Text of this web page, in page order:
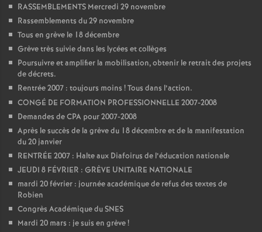
r
s
RASSEMBLEMENTS Mercredi 29 novembre
Rassemblements du 29 novembre
Tous en grève le 18 décembre
Grève très suivie dans les lycées et collèges
Poursuivre et amplifier la mobilisation, obtenir le retrait des projets
de décrets.
Rentrée 2007 : toujours moins ! Tous dans l’action.
CONGÉ DE FORMATION PROFESSIONNELLE 2007-2008
Demandes de CPA pour 2007-2008
Après le succès de la grève du 18 décembre et de la manifestation
du 20 janvier
RENTRÉE 2007 : Halte aux Diafoirus de l’éducation nationale
JEUDI 8 FÉVRIER : GRÈVE UNITAIRE NATIONALE
mardi 20 février : journée académique de refus des textes de
Robien
Congrès Académique du SNES
Mardi 20 mars : je suis en grève!